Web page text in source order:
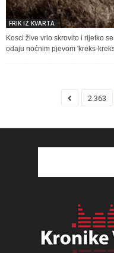
FRIK IZ KVARTA
Kosci žive vrlo skrovito i rijetko
odaju noćnim pjevom 'kreks-
2.363